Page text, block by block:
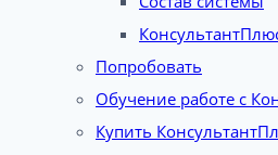
Попробовать
Обучение работе с
Купить